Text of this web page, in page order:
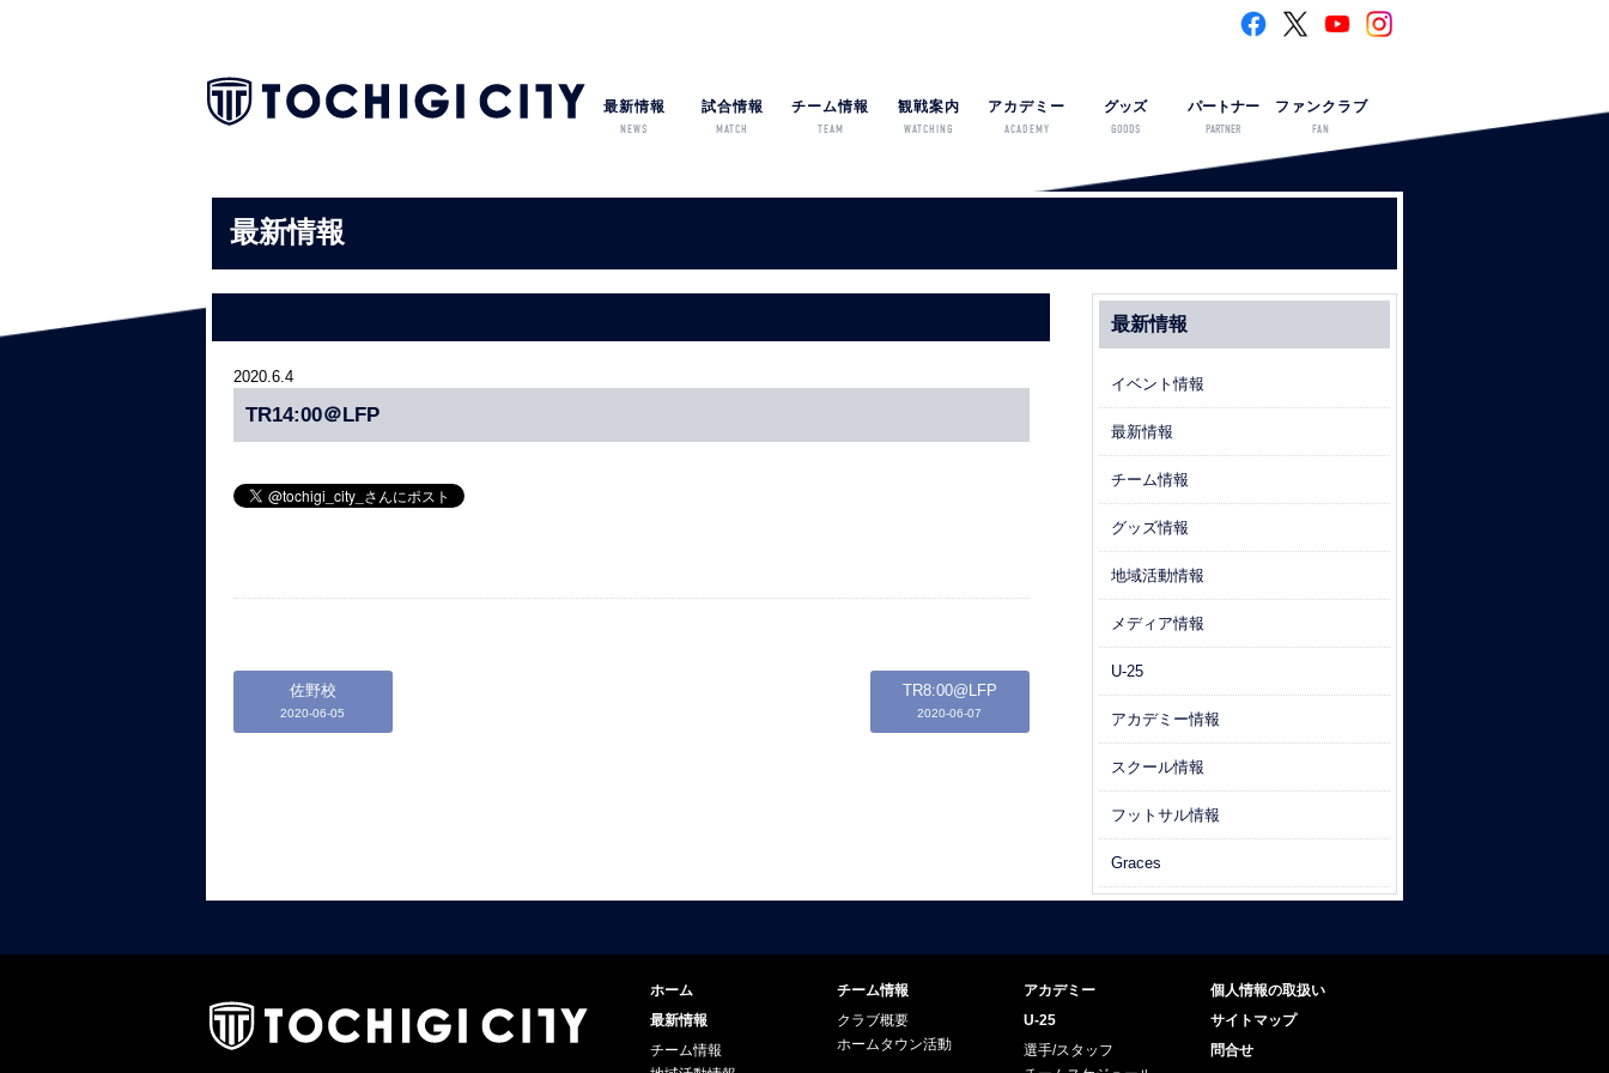
最新情報
NEWS
試合情報
MATCH
チーム情報
TEAM
観戦案内
WATCHING
アカデミー
ACADEMY
グッズ
GOODS
パートナー
PARTNER
ファンクラブ
FAN
最新情報
2020.6.4
TR14:00＠LFP
佐野校
2020-06-05
TR8:00@LFP
2020-06-07
最新情報
イベント情報
最新情報
チーム情報
グッズ情報
地域活動情報
メディア情報
U-25
アカデミー情報
スクール情報
フットサル情報
Graces
ホーム
最新情報
チーム情報
チーム情報
クラブ概要
ホームタウン活動
アカデミー
U-25
選手/スタッフ
個人情報の取扱い
サイトマップ
問合せ